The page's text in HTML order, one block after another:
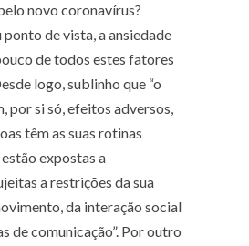
novo coronavírus?
ponto de vista, a ansiedade
de todos estes fatores
logo, sublinho que “o
por si só, efeitos adversos,
têm as suas rotinas
expostas a
a restrições da sua
da interação social
de comunicação”. Por outro